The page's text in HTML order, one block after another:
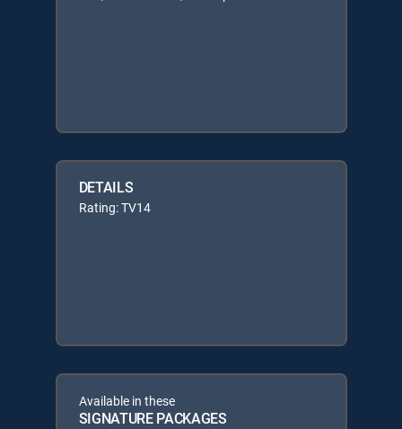
DETAILS
Rating: TV14
Available in these
SIGNATURE PACKAGES